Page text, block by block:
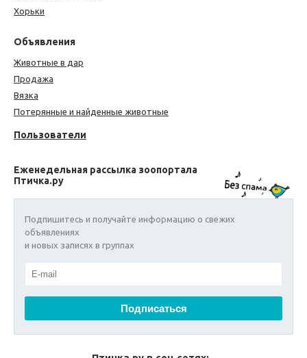
Хорьки
Объявления
Животные в дар
Продажа
Вязка
Потерянные и найденные животные
Пользователи
Еженедельная рассылка зоопортала
Птичка.ру
Подпишитесь и получайте информацию о свежих
объявлениях
и новых записях в группах